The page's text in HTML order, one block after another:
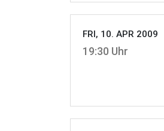
FRI, 10. APR 2009
19:30 Uhr